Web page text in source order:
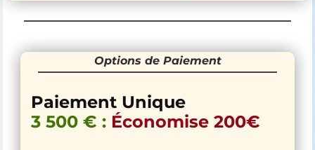
Options de Paiement
Paiement Unique
3 500 € : Économise 200€